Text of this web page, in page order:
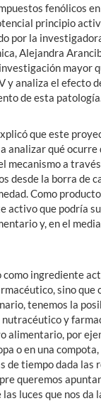
fenólicos
principio
por la
Alejandra
mayor
y analiza el efecto
de esta patología.
que este
analizar qué ocurre
mecanismo a
desde la borra de
Como
activo que podría
y, en el
como ingrediente
sino que
tenemos la
y
alimentario, por
o en una
de tiempo dada las
queremos
luces que nos da